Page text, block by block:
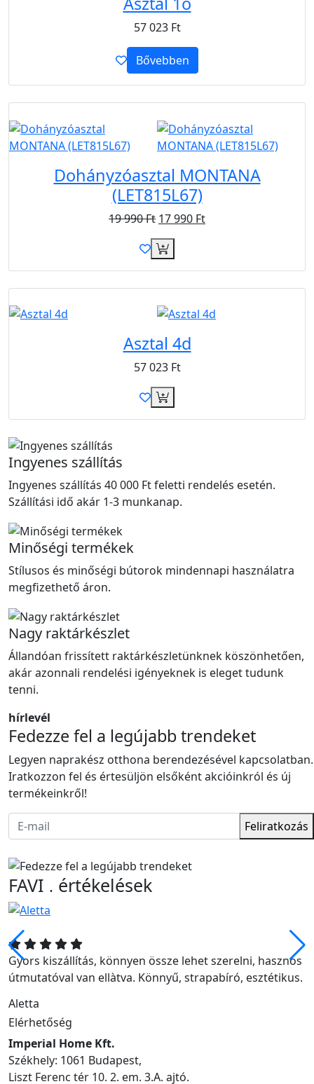
57 023 Ft
Bővebben
Dohányzóasztal MONTANA
(LET815L67)
19 990Ft 17 990 Ft
Asztal 4d
57 023 Ft
Ingyenes szállítás
Ingyenes szállítás 40 000 Ft feletti rendelés esetén.
Szállítási idő akár 1-3 munkanap.
Minőségi termékek
Stílusos és minőségi bútorok mindennapi használatra
megfizethető áron.
Nagy raktárkészlet
Állandóan frissített raktárkészletünknek köszönhetően,
akár azonnali rendelési igényeknek is eleget tudunk
tenni.
hírlevél
Fedezze fel a legújabb trendeket
Legyen naprakész otthona berendezésével kapcsolatban.
Iratkozzon fel és értesüljön elsőként akcióinkról és új
termékeinkről!
Feliratkozás
FAVI . értékelések
Gyors kiszállítás, könnyen össze lehet szerelni, hasznos
útmutatóval van ellàtva. Könnyű, strapabíró, esztétikus.
Aletta
Elérhetőség
Imperial Home Kft.
Székhely: 1061 Budapest,
Liszt Ferenc tér 10. 2. em. 3.A. ajtó.